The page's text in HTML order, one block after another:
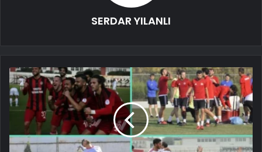
SERDAR YILANLI